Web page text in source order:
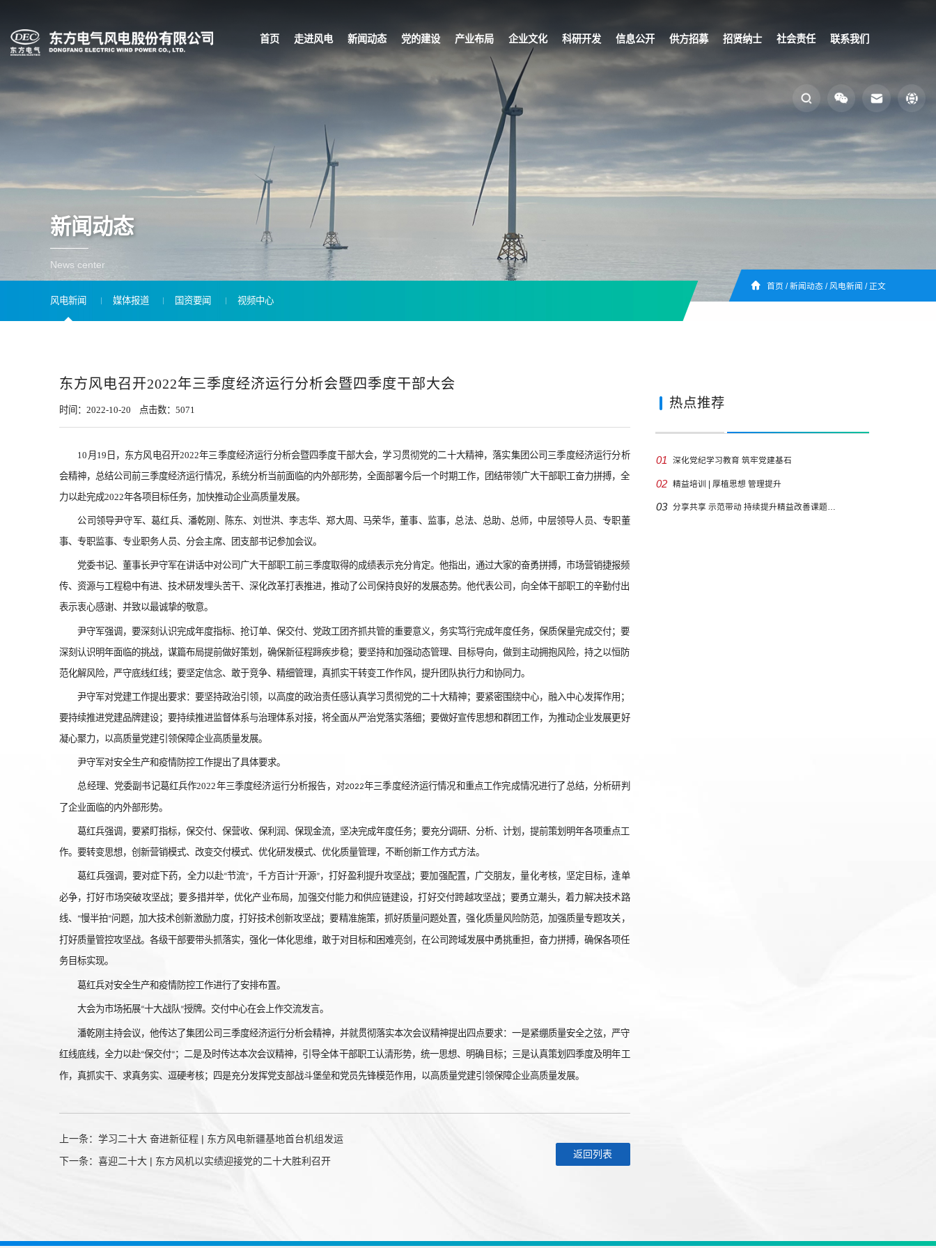
首页 走进风电 新闻动态 党的建设 产业布局 企业文化 科研开发 信息公开 供方招募 招贤纳士 社会责任 联系我们
新闻动态
News center
首页 /新闻动态 / 风电新闻 / 正文
风电新闻 媒体报道 国资要闻 视频中心
东方风电召开2022年三季度经济运行分析会暨四季度干部大会
时间：2022-10-20 点击数： 5071
10 月19日，东方风电召开2022年三季度经济运行分析会暨四季度干部大会，学习贯彻党的二十大精神，落实集团公司三季度经济运行分析
会精神，总结公司前三季度经济运行情况，系统分析当前面临的内外部形势，全面部署今后一个时期工作，团结带领广大干部职工奋力拼搏，全
力以赴完成2022年各项目标任务，加快推动企业高质量发展。
公司领导尹守军、葛红兵、潘乾刚、陈东、刘世洪、李志华、郑大周、马荣华，董事、监事，总法、总助、总师，中层领导人员、专职董
事、专职监事、专业职务人员、分会主席、团支部书记参加会议。
党委书记、董事长尹守军在讲话中对公司广大干部职工前三季度取得的成绩表示充分肯定。他指出，通过大家的奋勇拼搏，市场营销捷报频
传、资源与工程稳中有进、技术研发埋头苦干、深化改革打表推进，推动了公司保持良好的发展态势。他代表公司，向全体干部职工的辛勤付出
表示衷心感谢、并致以最诚挚的敬意。
尹守军强调，要深刻认识完成年度指标、抢订单、保交付、党政工团齐抓共管的重要意义，务实笃行完成年度任务，保质保量完成交付；要
深刻认识明年面临的挑战，谋篇布局提前做好策划，确保新征程蹄疾步稳；要坚持和加强动态管理、目标导向，做到主动拥抱风险，持之以恒防
范化解风险，严守底线红线；要坚定信念、敢于竞争、精细管理，真抓实干转变工作作风，提升团队执行力和协同力。
尹守军对党建工作提出要求：要坚持政治引领，以高度的政治责任感认真学习贯彻党的二十大精神；要紧密围绕中心，融入中心发挥作用；
要持续推进党建品牌建设；要持续推进监督体系与治理体系对接，将全面从严治党落实落细；要做好宣传思想和群团工作，为推动企业发展更好
凝心聚力，以高质量党建引领保障企业高质量发展。
尹守军对安全生产和疫情防控工作提出了具体要求。
总经理、党委副书记葛红兵作2022年三季度经济运行分析报告，对2022年三季度经济运行情况和重点工作完成情况进行了总结，分析研判
了企业面临的内外部形势。
葛红兵强调，要紧盯指标，保交付、保营收、保利润、保现金流，坚决完成年度任务；要充分调研、分析、计划，提前策划明年各项重点工
作。要转变思想，创新营销模式、改变交付模式、优化研发模式、优化质量管理，不断创新工作方式方法。
葛红兵强调，要对症下药，全力以赴“节流”，千方百计“开源”，打好盈利提升攻坚战；要加强配置，广交朋友，量化考核，坚定目标，逢单
必争，打好市场突破攻坚战；要多措并举，优化产业布局，加强交付能力和供应链建设，打好交付跨越攻坚战；要勇立潮头，着力解决技术路
线、
“慢半拍”问题，加大技术创新激励力度，打好技术创新攻坚战；要精准施策，抓好质量问题处置，强化质量风险防范，加强质量专题攻关，
打好质量管控攻坚战。各级干部要带头抓落实，强化一体化思维，敢于对目标和困难亮剑，在公司跨域发展中勇挑重担，奋力拼搏，确保各项任
务目标实现。
葛红兵对安全生产和疫情防控工作进行了安排布置。
大会为市场拓展“十大战队 ”授牌。交付中心在会上作交流发言。
潘乾刚主持会议，他传达了集团公司三季度经济运行分析会精神，并就贯彻落实本次会议精神提出四点要求：一是紧绷质量安全之弦，严守
红线底线，全力以赴“保交付”；二是及时传达本次会议精神，引导全体干部职工认清形势，统一思想、明确目标；三是认真策划四季度及明年工
作，真抓实干、求真务实、逗硬考核；四是充分发挥党支部战斗堡垒和党员先锋模范作用，以高质量党建引领保障企业高质量发展。
上一条： 学习二十大 奋进新征程 | 东方风电新疆基地首台机组发运
下一条： 喜迎二十大 | 东方风机以实绩迎接党的二十大胜利召开
返回列表
热点推荐
01 深化党纪学习教育 筑牢党建基石
02 精益培训 | 厚植思想 管理提升
03 分享共享 示范带动 持续提升精益改善课题…